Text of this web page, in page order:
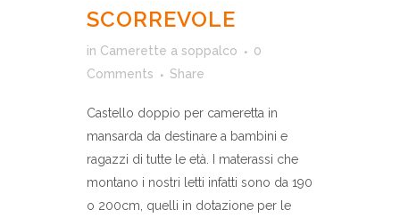
SCORREVOLE
in Camerette a soppalco
0
Comments
Share
Castello doppio per cameretta in
mansarda da destinare a bambini e
ragazzi di tutte le età. I materassi che
montano i nostri letti infatti sono da 190
o 200cm, quelli in dotazione per le